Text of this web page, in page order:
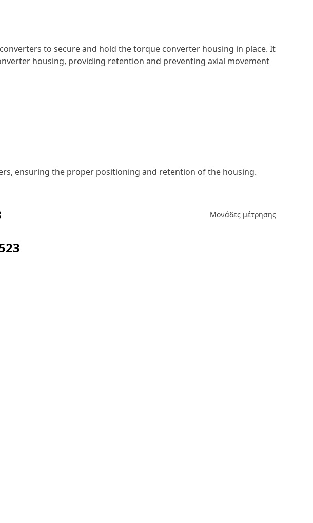
to secure and hold the torque converter housing in place. It
housing, providing retention and preventing axial movement
ensuring the proper positioning and retention of the housing.
Μονάδες μέτρησης